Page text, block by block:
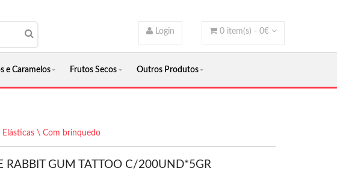
0 item(s) - 0€
Login
e Caramelos Frutos Secos Outros Produtos
Elásticas \ Com brinquedo
RABBIT GUM TATTOO C/200UND*5GR